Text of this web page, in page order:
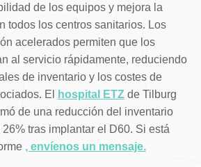
de los equipos y mejora la
todos los centros sanitarios. Los
acelerados permiten que los
al servicio rápidamente, reduciendo
de inventario y los costes de
El
hospital ETZde Tilburg
de una reducción del inventario
tras implantar el D60. Si está
, envíenos un mensaje.